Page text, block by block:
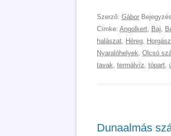
Szerző: Gábor
Címke: Angolkert, Baj,
halászat, Héreg,
Nyaralóhelyek, Olcsó
tavak, termálvíz, tópart,
Dunaalmás